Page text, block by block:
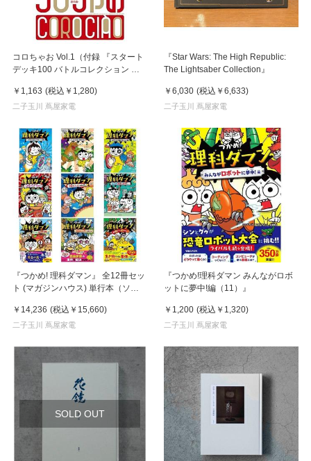
コロちゃお Vol.1（付録 『スタート
デッキ100 バトルコレクション コ
￥1,163 (税込 ￥1,280)
二子玉川 蔦屋家電
『Star Wars: The High Republic:
The Lightsaber Collection』
￥6,030 (税込 ￥6,633)
二子玉川 蔦屋家電
『つかめ! 理科ダマン』 全12冊セッ
ト (マガジンハウス) 単行本（ソフ
￥14,236 (税込 ￥15,660)
二子玉川 蔦屋家電
『つかめ!理科ダマン みんながロボ
ットに夢中!編（11）』
￥1,200 (税込 ￥1,320)
二子玉川 蔦屋家電
SOLD OUT